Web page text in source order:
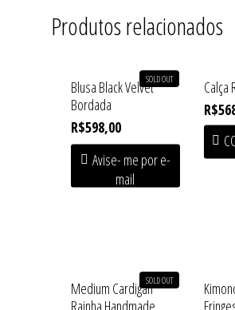
Produtos relacionados
Blusa Black Velvet
Bordada
R$598,00
Avise- me por e-
mail
SOLD OUT
Calça
R$
Medium Cardigan
Rainha Handmade
SOLD OUT